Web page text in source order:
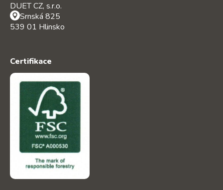
DUET CZ, s.r.o.
Srnská 825
539 01 Hlinsko
Certifikace